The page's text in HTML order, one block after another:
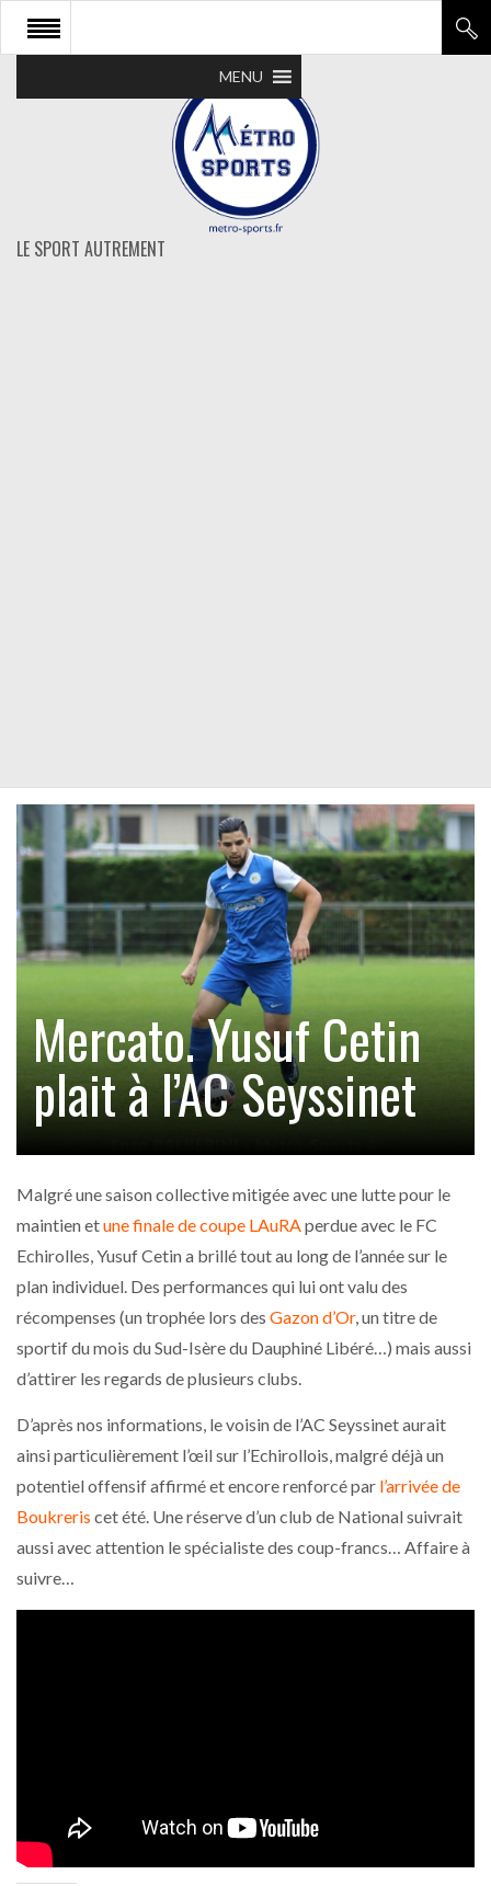
LE SPORT AUTREMENT
MENU
Mercato. Yusuf Cetin
plait à l’AC Seyssinet
Malgré une saison collective mitigée avec une lutte pour le
maintien etune finale de coupe LAuRAperdue avec le FC
Echirolles, Yusuf Cetin a brillé tout au long de l’année sur le
plan individuel. Des performances qui lui ont valu des
récompenses (un trophée lors des Gazon d’Or, un titre de
sportif du mois du Sud-Isère du Dauphiné Libéré…) mais aussi
d’attirer les regards de plusieurs clubs.
D’après nos informations, le voisin de l’AC Seyssinet aurait
ainsi particulièrement l’œil sur l’Echirollois, malgré déjà un
potentiel offensif affirmé et encore renforcé par l’arrivée de
Boukreris cet été. Une réserve d’un club de National suivrait
aussi avec attention le spécialiste des coup-francs… Affaire à
suivre…